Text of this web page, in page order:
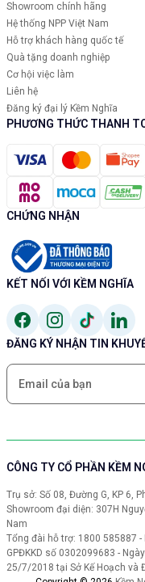
Showroom chính hãng
Hệ thống NPP Việt Nam
Hỗ trợ khách hàng quốc tế
Quà tặng doanh nghiệp
Cơ hội việc làm
Liên hệ
Đăng ký đại lý Kềm Nghĩa
PHƯƠNG THỨC THANH
CHỨNG NHẬN
KẾT NỐI VỚI KỀM NGHĨA
ĐĂNG KÝ NHẬN TIN
CÔNG TY CỔ PHẦN KỀM
Trụ sở: Số 08, Đường G, KP 6,
Showroom đại diện: 307H
Nam
Tổng đài hỗ trợ: 1800 585887
GPĐKKD số 0302099683 -
25/7/2018 tại Sở Kế Hoạch và